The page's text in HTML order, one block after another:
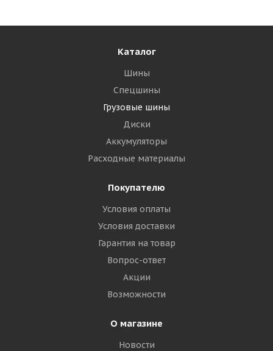
Каталог
Шины
Спецшины
Грузовые шины
Диски
Аккумуляторы
Расходные материалы
Покупателю
Условия оплаты
Условия доставки
Гарантия на товар
Вопрос-ответ
Акции
Возможности
О магазине
Новости